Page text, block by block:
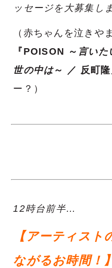
ッセージを大募集し
（赤ちゃんを泣きや
『POISON ～ 言いた
世の中は～ ／ 反町隆
ー？）
12時台前半…
【アーティス
ながるお時間！ 】